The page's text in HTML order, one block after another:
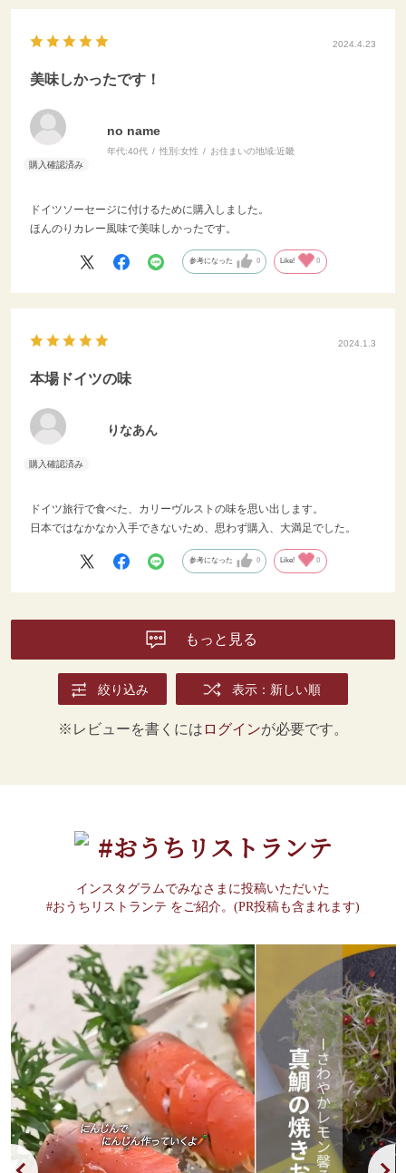
ねやフォロー
2024.4.23
美味しかったです！
no name
年代:40代 性別:女性 お住まいの地域:近畿
ドイツソーセージに付けるために購入しました。
ほんのりカレー風味で美味しかったです。
参考になった 0 Like! 0
2024.1.3
本場ドイツの味
りなあん
ドイツ旅行で食べた、カリーヴルストの味を思い出します。
日本ではなかなか入手できないため、思わず購入、大満足でした。
参考になった 0 Like! 0
もっと見る
絞り込み 表示：新しい順
※レビューを書くには ログインが必要です。
#おうちリストランテ
インスタグラムでみなさまに投稿いただいた
#おうちリストランテ をご紹介。(PR投稿も含まれます)